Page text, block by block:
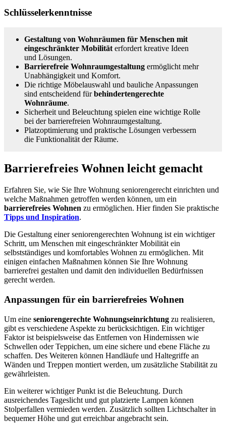
Schlüsselerkenntnisse
Gestaltung von Wohnräumen für Menschen mit
eingeschränkter Mobilität erfordert kreative Ideen
und Lösungen.
Barrierefreie Wohnraumgestaltung ermöglicht mehr
Unabhängigkeit und Komfort.
Die richtige Möbelauswahl und bauliche Anpassungen
sind entscheidend fürbehindertengerechte
Wohnräume.
Sicherheit und Beleuchtung spielen eine wichtige Rolle
bei der barrierefreien Wohnraumgestaltung.
Platzoptimierung und praktische Lösungen verbessern
die Funktionalität der Räume.
Barrierefreies Wohnen leicht gemacht
Erfahren Sie, wie Sie Ihre Wohnung seniorengerecht einrichten und
welche Maßnahmen getroffen werden können, um ein
barrierefreies Wohnen zu ermöglichen. Hier finden Sie praktische
Tipps und Inspiration.
Die Gestaltung einer seniorengerechten Wohnung ist ein wichtiger
Schritt, um Menschen mit eingeschränkter Mobilität ein
selbstständiges und komfortables Wohnen zu ermöglichen. Mit
einigen einfachen Maßnahmen können Sie Ihre Wohnung
barrierefrei gestalten und damit den individuellen Bedürfnissen
gerecht werden.
Anpassungen für ein barrierefreies Wohnen
Um eine seniorengerechte Wohnungseinrichtung zu realisieren,
gibt es verschiedene Aspekte zu berücksichtigen. Ein wichtiger
Faktor ist beispielsweise das Entfernen von Hindernissen wie
Schwellen oder Teppichen, um eine sichere und ebene Fläche zu
schaffen. Des Weiteren können Handläufe und Haltegriffe an
Wänden und Treppen montiert werden, um zusätzliche Stabilität zu
gewährleisten.
Ein weiterer wichtiger Punkt ist die Beleuchtung. Durch
ausreichendes Tageslicht und gut platzierte Lampen können
Stolperfallen vermieden werden. Zusätzlich sollten Lichtschalter in
bequemer Höhe und gut erreichbar angebracht sein.